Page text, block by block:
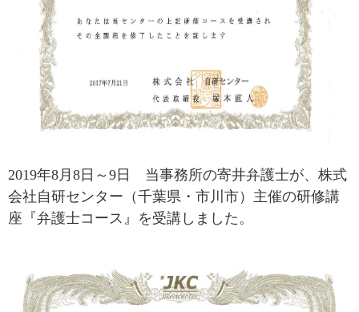
2019年8月8日～9日 当事務所の寄井弁護士が、株式
会社自研センター（千葉県・市川市）主催の研修講
座『弁護士コース』を受講しました。